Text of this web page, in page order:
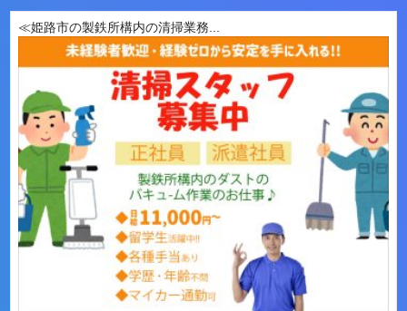
≪姫路市の製鉄所構内の清掃業務...